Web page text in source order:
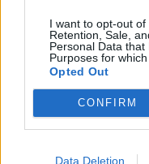
I want to opt-out of
Retention, Sale,
Personal Data
Purposes for
Opted Out
CONFIRM
Data Deletion